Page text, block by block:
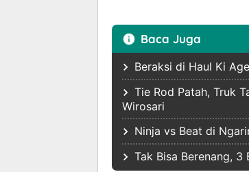
Baca Juga
Beraksi di Haul Ki
Tie Rod Patah, Truk
Wirosari
Ninja vs Beat di
Tak Bisa Berenang,